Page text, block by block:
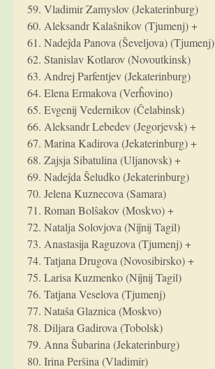
59. Vladimir Zamyslov (Jekaterinburg)
60. Aleksandr Kalaŝnikov (Tjumenj) +
61. Nadeĵda Panova (Ŝeveljova) (Tjumenj)
62. Stanislav Kotlarov (Novoutkinsk)
63. Andrej Parfentjev (Jekaterinburg)
64. Elena Ermakova (Verĥovino)
65. Evgenij Vedernikov (Ĉelabinsk)
66. Aleksandr Lebedev (Jegorjevsk) +
67. Marina Kadirova (Jekaterinburg) +
68. Zajsja Sibatulina (Uljanovsk) +
69. Nadeĵda Ŝeludko (Jekaterinburg)
70. Jelena Kuznecova (Samara)
71. Roman Bolŝakov (Moskvo) +
72. Natalja Solovjova (Niĵnij Tagil)
73. Anastasija Raguzova (Tjumenj) +
74. Tatjana Drugova (Novosibirsko) +
75. Larisa Kuzmenko (Niĵnij Tagil)
76. Tatjana Veselova (Tjumenj)
77. Nataŝa Glaznica (Moskvo)
78. Diljara Gadirova (Tobolsk)
79. Anna Ŝubarina (Jekaterinburg)
80. Irina Perŝina (Vladimir)